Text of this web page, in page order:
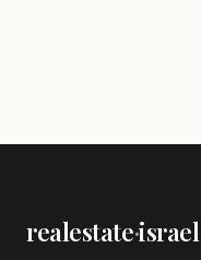
realestate·israel